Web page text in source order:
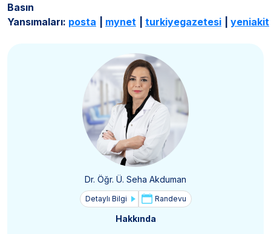
Basın
Yansımaları: posta mynet turkiyegazetesi yeniakit
Dr. Öğr. Ü. Seha Akduman
Detaylı Bilgi Randevu
Hakkında